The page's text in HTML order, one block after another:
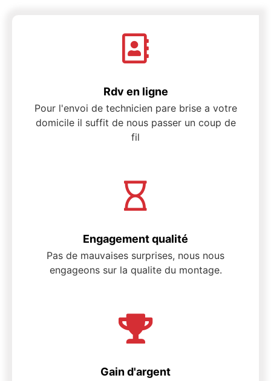
Rdv en ligne
Pour l'envoi de technicien pare brise a votre
domicile il suffit de nous passer un coup de
fil
Engagement qualité
Pas de mauvaises surprises, nous nous
engageons sur la qualite du montage.
Gain d'argent